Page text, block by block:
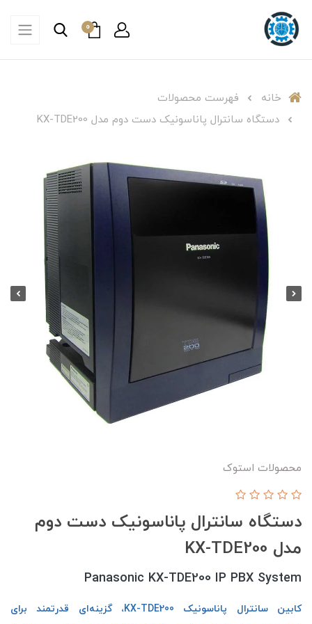
0
خانه
فهرست محصولات
دستگاه سانترال پاناسونیک دست دوم مدل KX-TDE200
محصولات استوک
دستگاه سانترال پاناسونیک دست دوم
مدل KX-TDE200
Panasonic KX-TDE200 IP PBX System
کابین سانترال پاناسونیک KX-TDE200، گزینه‌ای قدرتمند برای